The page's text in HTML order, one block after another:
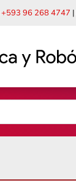
+593 96 268 4747 |